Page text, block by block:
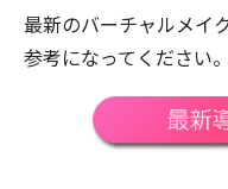
最新のバーチャルメイ
参考になってください。